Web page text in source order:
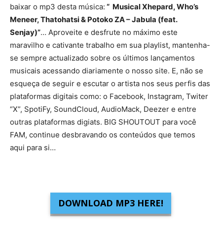
baixar o mp3 desta música: “ Musical Xhepard, Who’s
Meneer, Thatohatsi & Potoko ZA – Jabula (feat.
Senjay)”… Aproveite e desfrute no máximo este
maravilho e cativante trabalho em sua playlist, mantenha-
se sempre actualizado sobre os últimos lançamentos
musicais acessando diariamente o nosso site. E, não se
esqueça de seguir e escutar o artista nos seus perfis das
plataformas digitais como: o Facebook, Instagram, Twiter
“X”, SpotiFy, SoundCloud, AudioMack, Deezer e entre
outras plataformas digiats. BIG SHOUTOUT para você
FAM, continue desbravando os conteúdos que temos
aqui para si…
DOWNLOAD MP3 HERE!